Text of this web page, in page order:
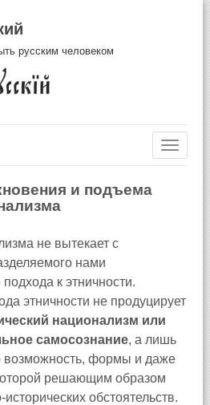
русским человеком
и подъема
не вытекает с
нами
к этничности.
этничности не продуцирует
национализм или
самосознание, а лишь
возможность, формы и даже
решающим образом
исторических обстоятельств.